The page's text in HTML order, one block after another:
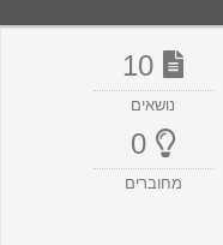
10
נושאים
0
מחוברים